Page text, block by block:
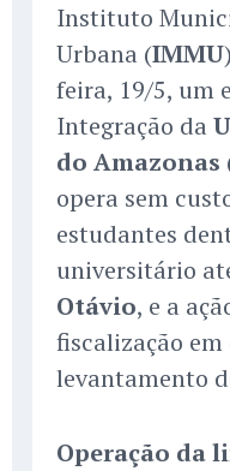
Instituto
Urbana (IMMU
feira, 19/5, um
Integração da
do Amazonas
opera sem
estudantes
universitário
Otávio, e a
fiscalização
levantamento
Operação da